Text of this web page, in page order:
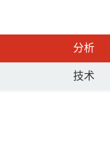
分析
技术